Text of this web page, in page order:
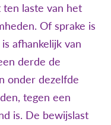
laste van het
Of sprake is
afhankelijk van
derde de
onder dezelfde
tegen een
is. De bewijslast